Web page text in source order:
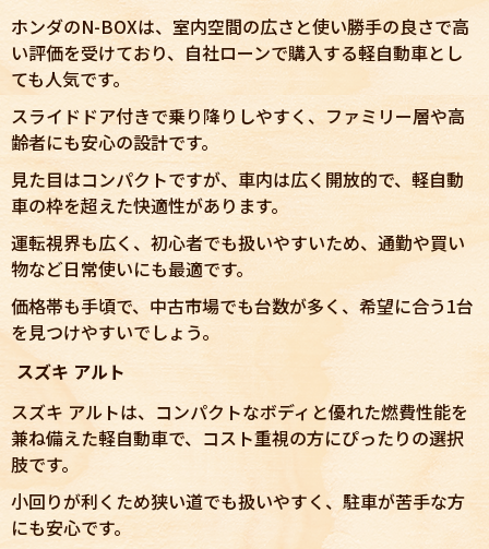
ホンダのN-BOXは、室内空間の広さと使い勝手の良さで高
い評価を受けており、自社ローンで購入する軽自動車とし
ても人気です。
スライドドア付きで乗り降りしやすく、ファミリー層や高
齢者にも安心の設計です。
見た目はコンパクトですが、車内は広く開放的で、軽自動
車の枠を超えた快適性があります。
運転視界も広く、初心者でも扱いやすいため、通勤や買い
物など日常使いにも最適です。
価格帯も手頃で、中古市場でも台数が多く、希望に合う1台
を見つけやすいでしょう。
スズキ アルト
スズキ アルトは、コンパクトなボディと優れた燃費性能を
兼ね備えた軽自動車で、コスト重視の方にぴったりの選択
肢です。
小回りが利くため狭い道でも扱いやすく、駐車が苦手な方
にも安心です。